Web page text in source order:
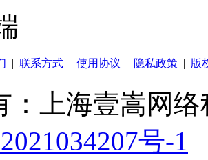
| 联系方式 | 使用协议 | 隐私政策 | 版
：上海壹嵩网
号-1